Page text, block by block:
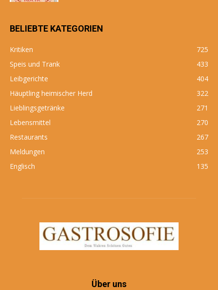
BELIEBTE KATEGORIEN
Kritiken
725
Speis und Trank
433
Leibgerichte
404
Häuptling heimischer Herd
322
Lieblingsgetränke
271
Lebensmittel
270
Restaurants
267
Meldungen
253
Englisch
135
Über uns